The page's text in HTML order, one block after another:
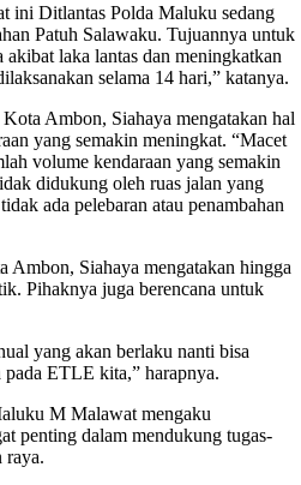
ini Ditlantas Polda Maluku sedang
Patuh Salawaku. Tujuannya untuk
laka lantas dan meningkatkan
selama 14 hari,” katanya.
Ambon, Siahaya mengatakan hal
yang semakin meningkat. “Macet
volume kendaraan yang semakin
didukung oleh ruas jalan yang
ada pelebaran atau penambahan
Siahaya mengatakan hingga
Pihaknya juga berencana untuk
yang akan berlaku nanti bisa
ETLE kita,” harapnya.
M Malawat mengaku
penting dalam mendukung tugas-
raya.